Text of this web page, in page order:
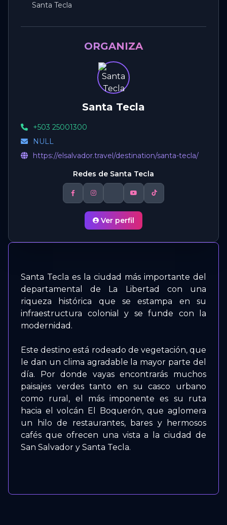
Santa Tecla
ORGANIZA
Santa Tecla
+503 25001300
NULL
https://elsalvador.travel/destination/santa-tecla/
Redes de Santa Tecla
Ver perfil
Santa Tecla es la ciudad más importante del
departamental de La Libertad con una
riqueza histórica que se estampa en su
infraestructura colonial y se funde con la
modernidad.
Este destino está rodeado de vegetación, que
le dan un clima agradable la mayor parte del
día. Por donde vayas encontrarás muchos
paisajes verdes tanto en su casco urbano
como rural, el más imponente es su ruta
hacia el volcán El Boquerón, que aglomera
un hilo de restaurantes, bares y hermosos
cafés que ofrecen una vista a la ciudad de
San Salvador y Santa Tecla.